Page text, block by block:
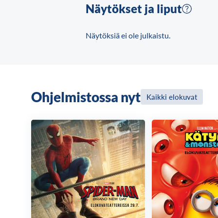
Näytökset ja liput
Näytöksiä ei ole julkaistu.
Ohjelmistossa nyt Kaikki elokuvat